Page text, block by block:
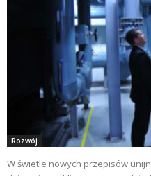
Rozwój
W świetle nowych przepisów